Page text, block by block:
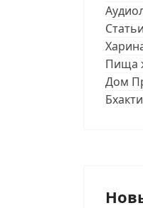
Статьи
Пища
Дом